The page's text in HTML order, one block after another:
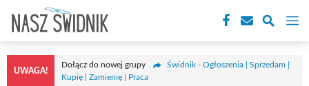
treści
UWAGA!
Dołącz do nowej grupy
Świdnik - Ogłoszenia | Sprzedam |
Kupię | Zamienię | Praca